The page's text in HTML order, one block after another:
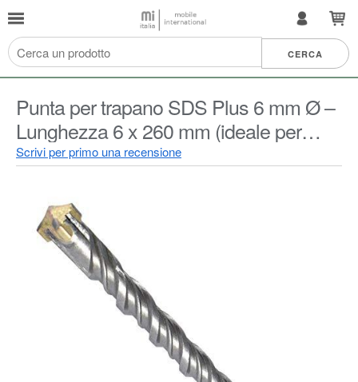
Punta per trapano SDS Plus 6 mm Ø –
Lunghezza 6 x 260 mm (ideale per
forare calcestruzzo/pietra
adatto per ferro di armamento)
Scrivi per primo una recensione